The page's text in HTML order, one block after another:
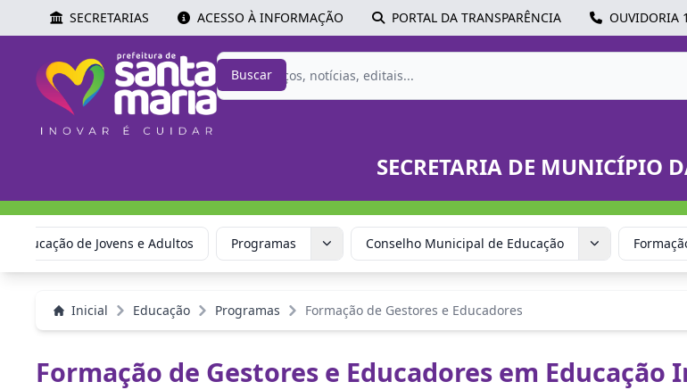
SECRETARIAS ACESSO À INFORMAÇÃO PORTAL DA TRANSPARÊNCIA OUVIDORIA
Buscar
SECRETARIA DE MUNICÍPIO
Educação de Jovens e Adultos Programas Conselho Municipal de Educação
Inicial Educação Programas Formação de Gestores e Educadores
Formação de Gestores e Educadores em Educação